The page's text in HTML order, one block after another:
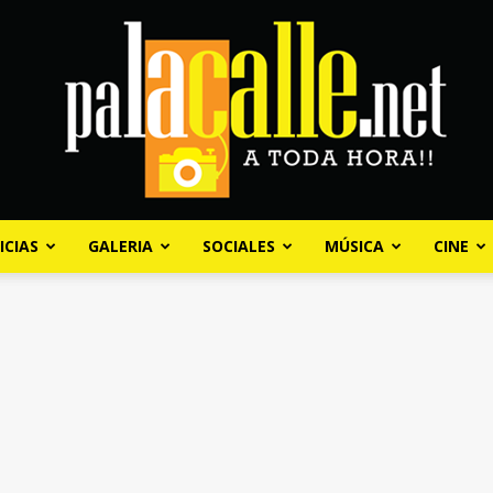
GALERIA SOCIALES MÚSICA CINE